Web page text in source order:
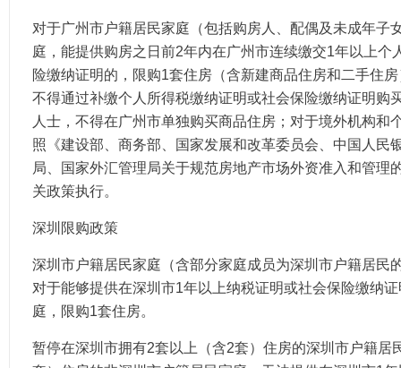
对于广州市户籍居民家庭（包括购房人、配偶及未成年子
庭，能提供购房之日前2年内在广州市连续缴交1年以上个
险缴纳证明的，限购1套住房（含新建商品住房和二手住
不得通过补缴个人所得税缴纳证明或社会保险缴纳证明购
人士，不得在广州市单独购买商品住房；对于境外机构和
照《建设部、商务部、国家发展和改革委员会、中国人民
局、国家外汇管理局关于规范房地产市场外资准入和管理
关政策执行。
深圳限购政策
深圳市户籍居民家庭（含部分家庭成员为深圳市户籍居民
对于能够提供在深圳市1年以上纳税证明或社会保险缴纳
庭，限购1套住房。
暂停在深圳市拥有2套以上（含2套）住房的深圳市户籍居